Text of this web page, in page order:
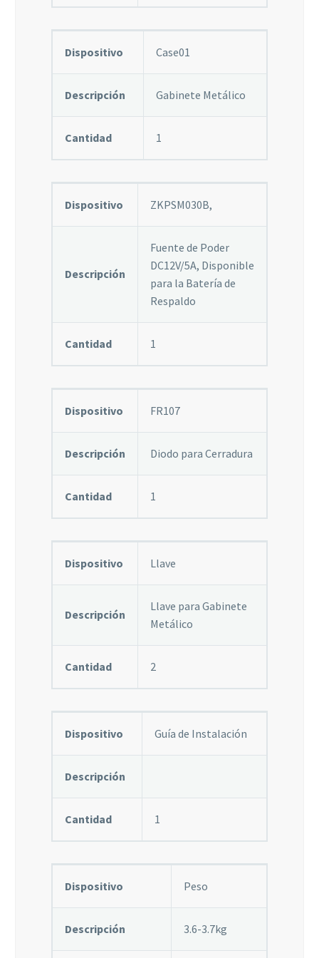
Dispositivo Case01
Descripción Gabinete Metálico
Cantidad 1
Dispositivo ZKPSM030B,
Descripción
Fuente de Poder
DC12V/5A, Disponible
para la Batería de
Respaldo
Cantidad 1
Dispositivo FR107
Descripción Diodo para Cerradura
Cantidad 1
Dispositivo Llave
Descripción
Llave para Gabinete
Metálico
Cantidad 2
Dispositivo Guía de Instalación
Descripción
Cantidad 1
Dispositivo Peso
Descripción 3.6-3.7kg
algunas
de la web.
Marketing
Al compartir tus
mientras visitas
aumentas la
posibilidad de
ver contenido y
ofertas
personalizados.